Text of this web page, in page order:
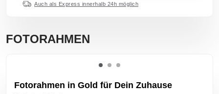
Auch als Express innerhalb 24h möglich
FOTORAHMEN
Fotorahmen in Gold für Dein Zuhause